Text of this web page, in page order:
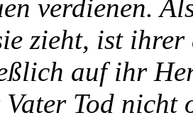
verdienen.
zieht, ist
auf ihr
Tod nicht